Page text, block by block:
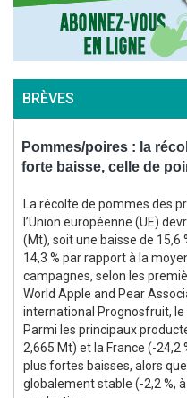
BRÈVES
Pommes/poires : la
forte baisse, celle de
La récolte de pommes des
l’Union européenne (UE)
(Mt), soit une baisse de 15,6
14,3 % par rapport à la
campagnes, selon les
World Apple and Pear
international Prognosfruit, le
Parmi les principaux
2,665 Mt) et la France (-
plus fortes baisses, alors
globalement stable (-2,2 %,